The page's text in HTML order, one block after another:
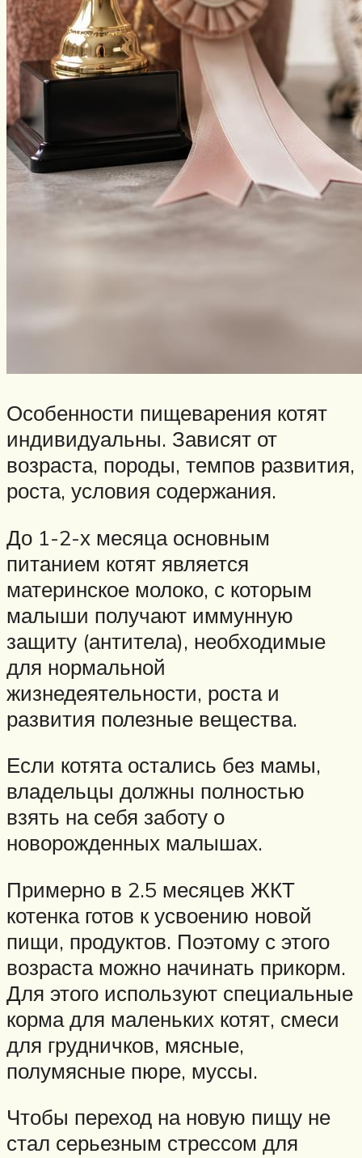
Особенности пищеварения котят
индивидуальны. Зависят от
возраста, породы, темпов развития,
роста, условия содержания.
До 1-2-х месяца основным
питанием котят является
материнское молоко, с которым
малыши получают иммунную
защиту (антитела), необходимые
для нормальной
жизнедеятельности, роста и
развития полезные вещества.
Если котята остались без мамы,
владельцы должны полностью
взять на себя заботу о
новорожденных малышах.
Примерно в 2.5 месяцев ЖКТ
котенка готов к усвоению новой
пищи, продуктов. Поэтому с этого
возраста можно начинать прикорм.
Для этого используют специальные
корма для маленьких котят, смеси
для грудничков, мясные,
полумясные пюре, муссы.
Чтобы переход на новую пищу не
стал серьезным стрессом для